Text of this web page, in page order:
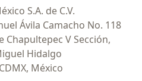
S.A. de C.V.
Ávila Camacho No. 118
Chapultepec V Sección,
Hidalgo
México